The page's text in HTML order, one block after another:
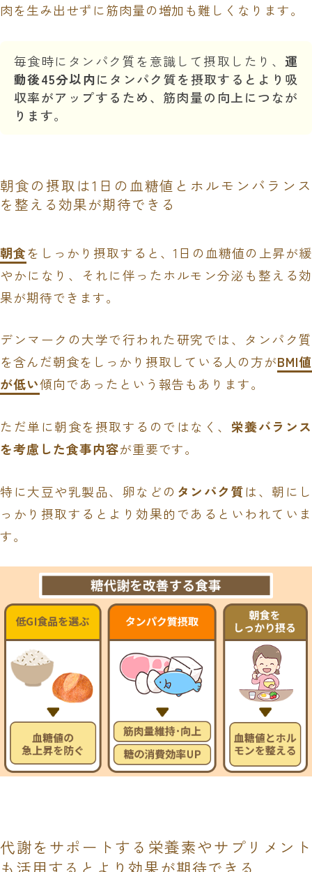
肉を生み出せずに筋肉量の増加も難しくなります。
毎食時にタンパク質を意識して摂取したり、 運
動後45分以内にタンパク質を摂取するとより吸
収率がアップするため、筋肉量の向上につなが
ります。
朝食の摂取は1日の血糖値とホルモンバランス
を整える効果が期待できる
朝食をしっかり摂取すると、1日の血糖値の上昇が緩
やかになり、それに伴ったホルモン分泌も整える効
果が期待できます。
デンマークの大学で行われた研究では、タンパク質
を含んだ朝食をしっかり摂取している人の方がBMI値
が低い傾向であったという報告もあります。
ただ単に朝食を摂取するのではなく、 栄養バランス
を考慮した食事内容が重要です。
特に大豆や乳製品、卵などの タンパク質は、朝にし
っかり摂取するとより効果的であるといわれていま
す。
代謝をサポートする栄養素やサプリメント
も活用するとより効果が期待できる